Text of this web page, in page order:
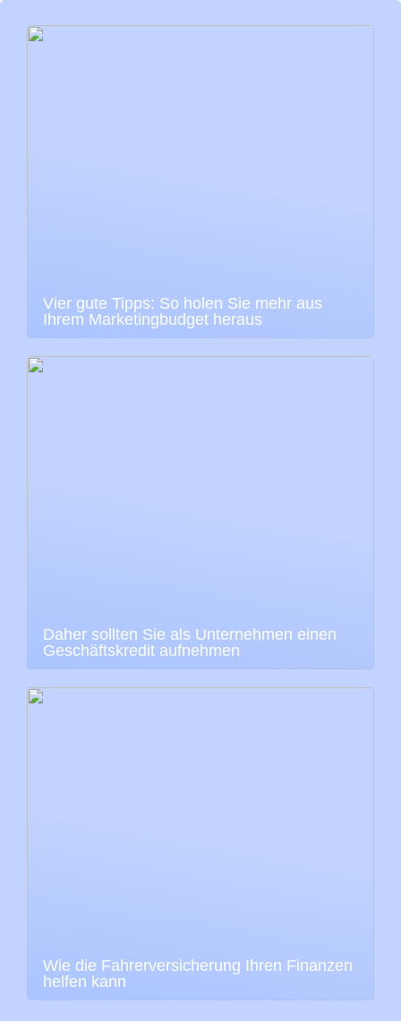
Vier gute Tipps: So holen Sie mehr aus
Ihrem Marketingbudget heraus
Daher sollten Sie als Unternehmen einen
Geschäftskredit aufnehmen
Wie die Fahrerversicherung Ihren Finanzen
helfen kann